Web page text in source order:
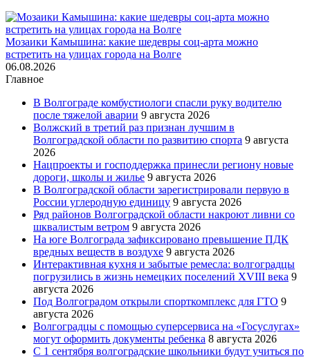
Мозаики Камышина: какие шедевры соц-арта можно
встретить на улицах города на Волге
06.08.2026
Главное
В Волгограде комбустиологи спасли руку водителю
после тяжелой аварии 9 августа 2026
Волжский в третий раз признан лучшим в
Волгоградской области по развитию спорта 9 августа
2026
Нацпроекты и господдержка принесли региону новые
дороги, школы и жилье 9 августа 2026
В Волгоградской области зарегистрировали первую в
России углеродную единицу 9 августа 2026
Ряд районов Волгоградской области накроют ливни со
шквалистым ветром 9 августа 2026
На юге Волгограда зафиксировано превышение ПДК
вредных веществ в воздухе 9 августа 2026
Интерактивная кухня и забытые ремесла: волгоградцы
погрузились в жизнь немецких поселений XVIII века 9
августа 2026
Под Волгоградом открыли спорткомплекс для ГТО 9
августа 2026
Волгоградцы с помощью суперсервиса на «Госуслугах»
могут оформить документы ребенка 8 августа 2026
С 1 сентября волгоградские школьники будут учиться по